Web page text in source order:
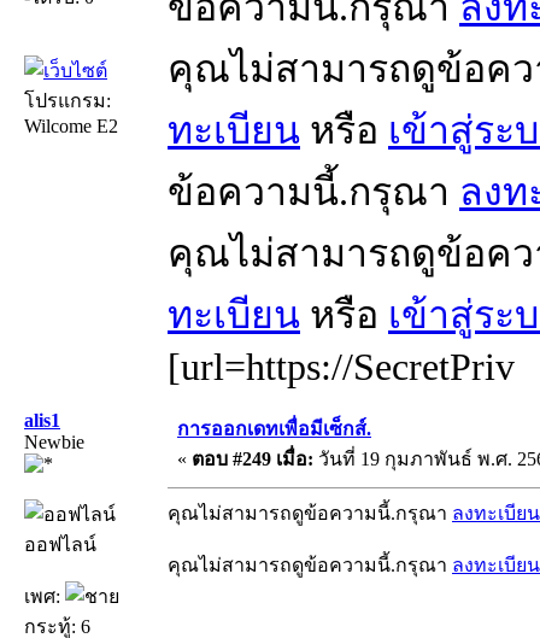
โปรแกรม:
Wilcome E2
คุณไม่สามารถดูข้อค
ทะเบียน หรือ เข้าสู่ระ
ข้อความนี้.กรุณา ลงท
คุณไม่สามารถดูข้อค
ทะเบียน หรือ เข้าสู่ระ
[url=https://SecretPriv
alis1
Newbie
ออฟไลน์
เพศ:
กระทู้: 6
การออกเดทเพื่อมีเซ็กส์.
« ตอบ #249 เมื่อ: วันที่ 19 กุมภาพันธ์ พ.ศ.
คุณไม่สามารถดูข้อความนี้.กรุณา ลงทะเบียน
คุณไม่สามารถดูข้อความนี้.กรุณา ลงทะเบียน